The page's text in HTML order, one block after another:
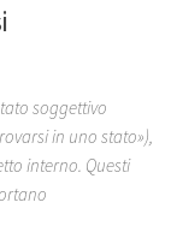
soggettivo
in uno stato»),
interno. Questi